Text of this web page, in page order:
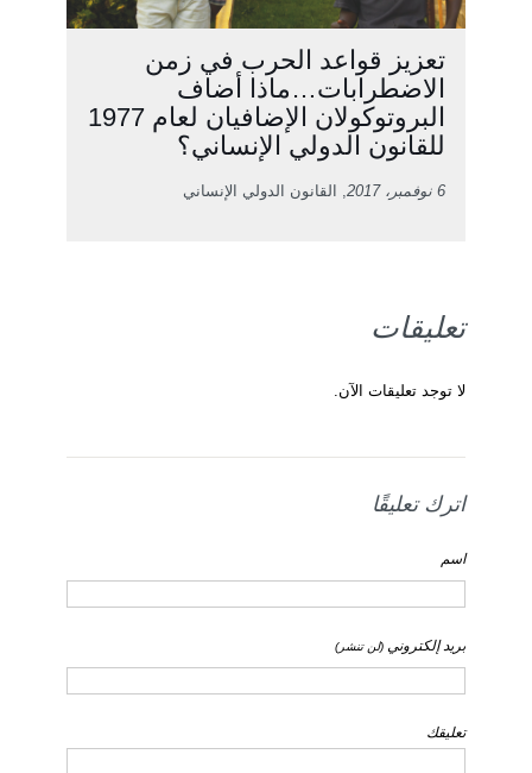
تعزيز قواعد الحرب في زمن
الاضطرابات…ماذا أضاف
البروتوكولان الإضافيان لعام 1977
للقانون الدولي الإنساني؟
6 نوفمبر، 2017 , القانون الدولي الإنساني
تعليقات
لا توجد تعليقات الآن.
اترك تعليقًا
اسم
بريد إلكتروني (لن تنشر)
تعليقك